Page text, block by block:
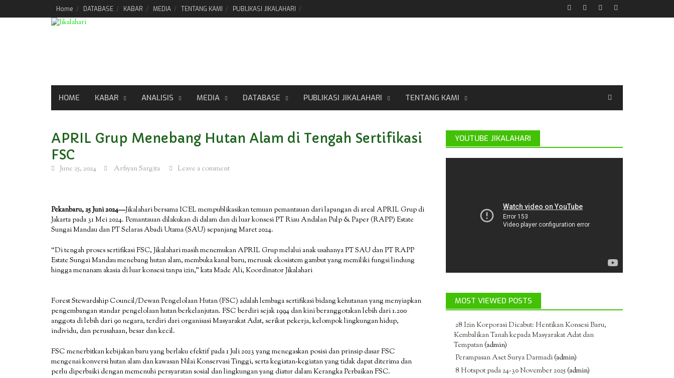
Home DATABASE KABAR MEDIA TENTANG KAMI PUBLIKASI JIKALAHARI
HOME KABAR ANALISIS MEDIA DATABASE PUBLIKASI JIKALAHARI TENTANG KAMI
APRIL Grup Menebang Hutan Alam di Tengah Sertifikasi
FSC
June 25, 2024 Arfiyan Sargita Leave a comment
Pekanbaru, 25 Juni 2024—Jikalahari bersama ICEL mempublikasikan temuan pemantauan dari lapangan di areal APRIL Grup di
Jakarta pada 31 Mei 2024. Pemantauan dilakukan di dalam dan di luar konsesi PT Riau Andalan Pulp & Paper (RAPP) Estate
Sungai Mandau dan PT Selaras Abadi Utama (SAU) sepanjang Maret 2024.
“Di tengah proses sertifikasi FSC, Jikalahari masih menemukan APRIL Grup melalui anak usahanya PT SAU dan PT RAPP
Estate Sungai Mandau menebang hutan alam, membuka kanal baru, merusak ekosistem gambut yang memiliki fungsi lindung
hingga menanam akasia di luar konsesi tanpa izin,” kata Made Ali, Koordinator Jikalahari
Forest Stewardship Council/Dewan Pengelolaan Hutan (FSC) adalah lembaga sertifikasi bidang kehutanan yang menyiapkan
pengembangan standar pengelolaan hutan berkelanjutan. FSC berdiri sejak 1994 dan kini beranggotakan lebih dari 1.200
anggota di lebih dari 90 negara, terdiri dari organisasi Masyarakat Adat, serikat pekerja, kelompok lingkungan hidup,
individu, dan perusahaan, besar dan kecil.
FSC menerbitkan kebijakan baru yang berlaku efektif pada 1 Juli 2023 yang menegaskan posisi dan prinsip dasar FSC
mengenai konversi hutan alam dan kawasan Nilai Konservasi Tinggi, serta kegiatan-kegiatan yang tidak dapat diterima dan
perlu diperbaiki dengan memenuhi persyaratan sosial dan lingkungan yang diatur dalam Kerangka Perbaikan FSC.
YOUTUBE JIKALAHARI
MOST VIEWED POSTS
28 Izin Korporasi Dicabut: Hentikan Konsesi Baru,
Kembalikan Tanah kepada Masyarakat Adat dan
Tempatan(admin)
Perampasan Aset Surya Darmadi(admin)
8 Hotspot pada 24-30 November 2025(admin)